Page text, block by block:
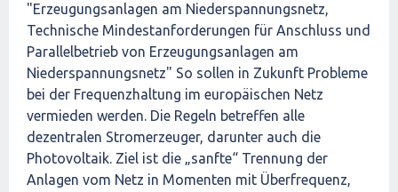
"Erzeugungsanlagen am Niederspannungsnetz,
Technische Mindestanforderungen für Anschluss und
Parallelbetrieb von Erzeugungsanlagen am
Niederspannungsnetz" So sollen in Zukunft Probleme
bei der Frequenzhaltung im europäischen Netz
vermieden werden. Die Regeln betreffen alle
dezentralen Stromerzeuger, darunter auch die
Photovoltaik. Ziel ist die „sanfte“ Trennung der
Anlagen vom Netz in Momenten mit Überfrequenz,